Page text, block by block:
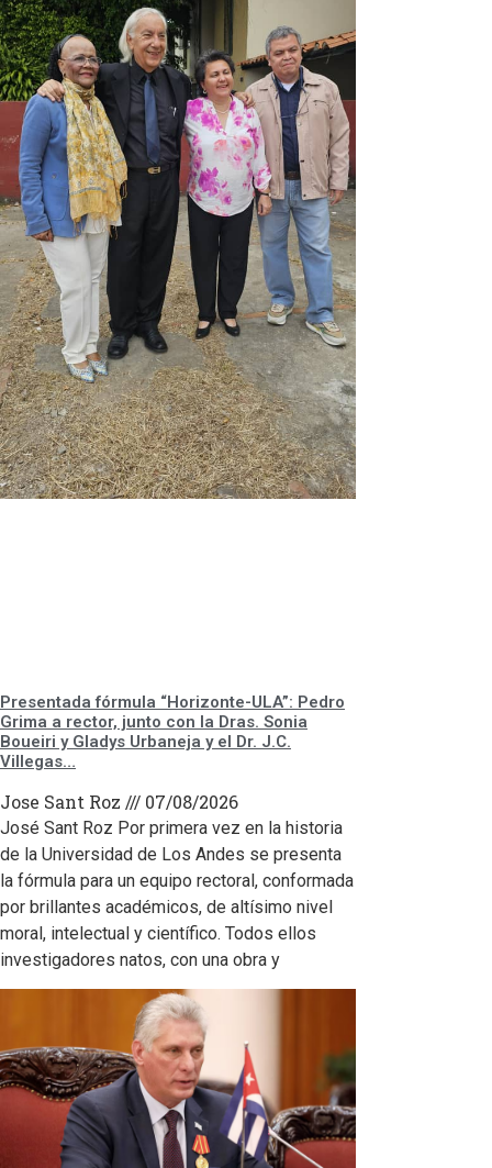
Presentada fórmula “Horizonte-ULA”: Pedro
Grima a rector, junto con la Dras. Sonia
Boueiri y Gladys Urbaneja y el Dr. J.C.
Villegas…
Jose Sant Roz 07/08/2026
José Sant Roz Por primera vez en la historia
de la Universidad de Los Andes se presenta
la fórmula para un equipo rectoral, conformada
por brillantes académicos, de altísimo nivel
moral, intelectual y científico. Todos ellos
investigadores natos, con una obra y